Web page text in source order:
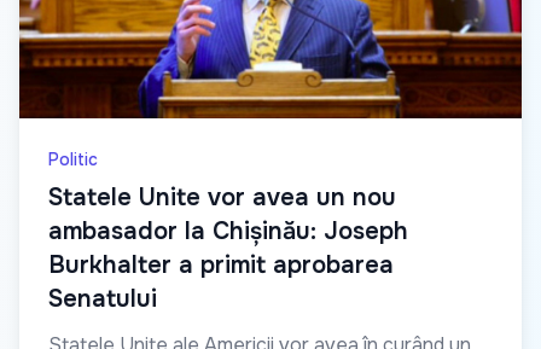
Politic
Statele Unite vor avea un nou
ambasador la Chișinău: Joseph
Burkhalter a primit aprobarea
Senatului